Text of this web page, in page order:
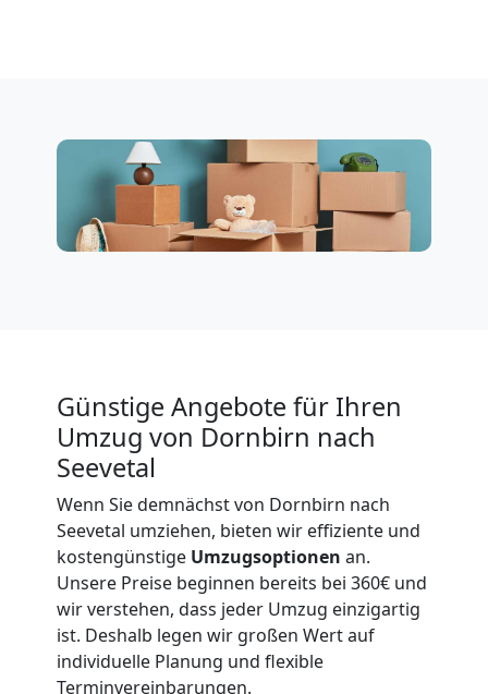
Günstige Angebote für Ihren
Umzug von Dornbirn nach
Seevetal
Wenn Sie demnächst von Dornbirn nach
Seevetal umziehen, bieten wir effiziente und
kostengünstige Umzugsoptionen an.
Unsere Preise beginnen bereits bei 360€ und
wir verstehen, dass jeder Umzug einzigartig
ist. Deshalb legen wir großen Wert auf
individuelle Planung und flexible
Terminvereinbarungen.
Möbeltransport
International
Beiladung
International
Internationaler
Umzug